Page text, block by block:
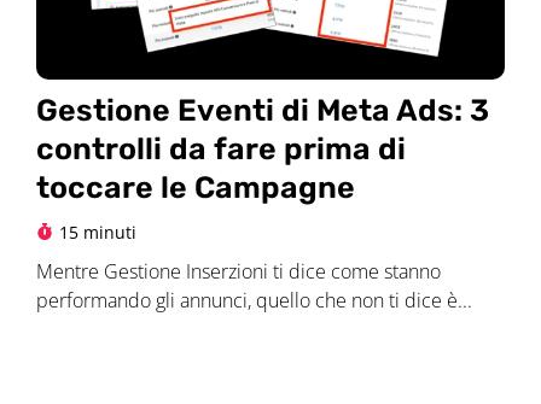
Gestione Eventi di Meta Ads: 3
controlli da fare prima di
toccare le Campagne
15 minuti
Mentre Gestione Inserzioni ti dice come stanno
performando gli annunci, quello che non ti dice è...